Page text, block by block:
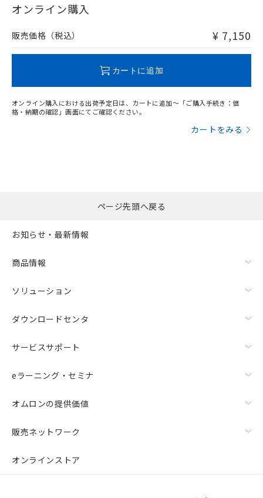
在庫等で未対応品が混在する可能性があります。
問い合わせください。
オンライン購入
販売価格（税込） ¥ 7,150
カートに追加
オンライン購入における出荷予定日は、カートに追加～「ご購入手続き：価
格・納期の確認」画面にてご確認ください。
カートをみる
ページ先頭へ戻る
お知らせ・最新情報
商品情報
ソリューション
ダウンロードセンタ
サービスサポート
eラーニング・セミナ
オムロンの提供価値
販売ネットワーク
オンラインストア